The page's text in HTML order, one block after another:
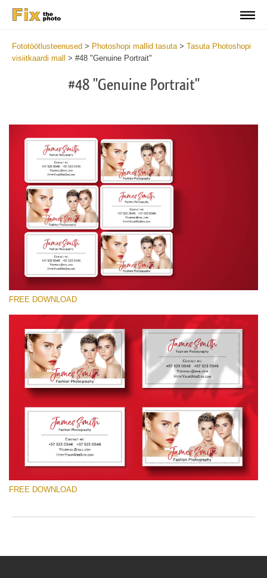
Fototöötlusteenused > Photoshopi mallid tasuta> Tasuta Photoshopi
visiitkaardi mall > #48 "Genuine Portrait"
#48 "Genuine Portrait"
Please select
Free Template #48
Photography Flyer Template
Free download
FREE DOWNLOAD
FREE DOWNLOAD